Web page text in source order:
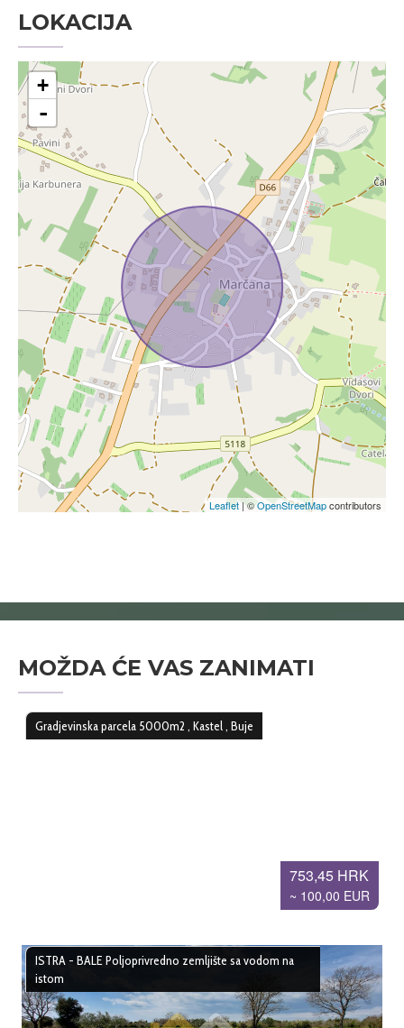
LOKACIJA
+
-
Leaflet| ©OpenStreetMapcontributors
MOŽDA ĆE VAS ZANIMATI
753,45 HRK
~ 100,00 EUR
Gradjevinska parcela 5000m2 , Kastel , Buje
ISTRA - BALE Poljoprivredno zemljište sa vodom na
istom